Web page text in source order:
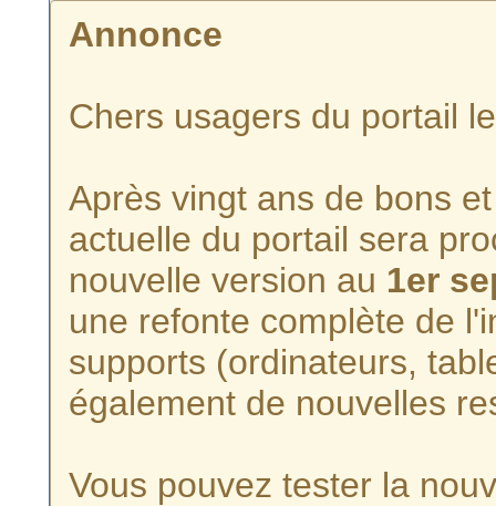
Annonce
Chers usagers du portail
Après vingt ans de bons
actuelle du portail sera
nouvelle version au 1er
une refonte complète de
supports (ordinateurs,
également de nouvelles
Vous pouvez tester la